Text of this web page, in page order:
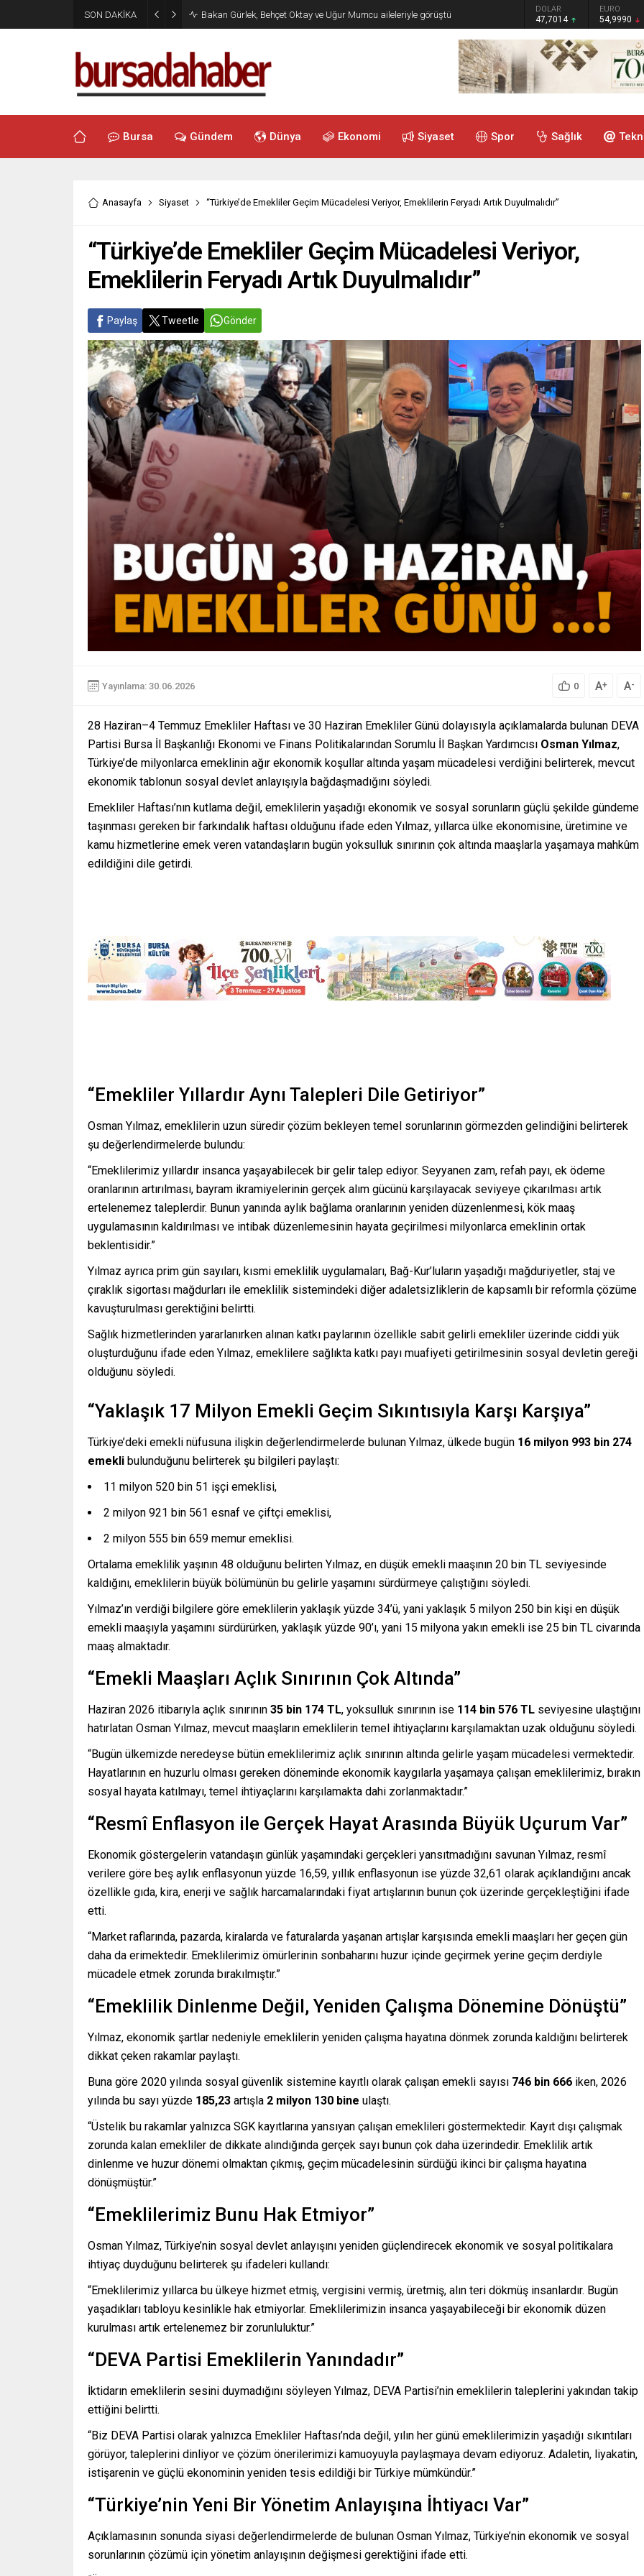
SON DAKİKA Bakan Gürlek, Behçet Oktay ve Uğur Mumcu aileleriyle görüştü DOLAR
47,7014
EURO
54,9990
Bursa Gündem Dünya Ekonomi Siyaset Spor Sağlık
Anasayfa Siyaset “Türkiye’de Emekliler Geçim Mücadelesi Veriyor, Emeklilerin Feryadı Artık Duyulmalıdır”
“Türkiye’de Emekliler Geçim Mücadelesi Veriyor,
Emeklilerin Feryadı Artık Duyulmalıdır”
Paylaş Tweetle Gönder
Yayınlama: 30.06.2026 0 A+ A-
28 Haziran–4 Temmuz Emekliler Haftası ve 30 Haziran Emekliler Günü dolayısıyla açıklamalarda bulunan DEVA
Partisi Bursa İl Başkanlığı Ekonomi ve Finans Politikalarından Sorumlu İl Başkan Yardımcısı Osman Yılmaz,
Türkiye’de milyonlarca emeklinin ağır ekonomik koşullar altında yaşam mücadelesi verdiğini belirterek, mevcut
ekonomik tablonun sosyal devlet anlayışıyla bağdaşmadığını söyledi.
Emekliler Haftası’nın kutlama değil, emeklilerin yaşadığı ekonomik ve sosyal sorunların güçlü şekilde gündeme
taşınması gereken bir farkındalık haftası olduğunu ifade eden Yılmaz, yıllarca ülke ekonomisine, üretimine ve
kamu hizmetlerine emek veren vatandaşların bugün yoksulluk sınırının çok altında maaşlarla yaşamaya mahkûm
edildiğini dile getirdi.
“Emekliler Yıllardır Aynı Talepleri Dile Getiriyor”
Osman Yılmaz, emeklilerin uzun süredir çözüm bekleyen temel sorunlarının görmezden gelindiğini belirterek
şu değerlendirmelerde bulundu:
“Emeklilerimiz yıllardır insanca yaşayabilecek bir gelir talep ediyor. Seyyanen zam, refah payı, ek ödeme
oranlarının artırılması, bayram ikramiyelerinin gerçek alım gücünü karşılayacak seviyeye çıkarılması artık
ertelenemez taleplerdir. Bunun yanında aylık bağlama oranlarının yeniden düzenlenmesi, kök maaş
uygulamasının kaldırılması ve intibak düzenlemesinin hayata geçirilmesi milyonlarca emeklinin ortak
beklentisidir.”
Yılmaz ayrıca prim gün sayıları, kısmi emeklilik uygulamaları, Bağ-Kur’luların yaşadığı mağduriyetler, staj ve
çıraklık sigortası mağdurları ile emeklilik sistemindeki diğer adaletsizliklerin de kapsamlı bir reformla çözüme
kavuşturulması gerektiğini belirtti.
Sağlık hizmetlerinden yararlanırken alınan katkı paylarının özellikle sabit gelirli emekliler üzerinde ciddi yük
oluşturduğunu ifade eden Yılmaz, emeklilere sağlıkta katkı payı muafiyeti getirilmesinin sosyal devletin gereği
olduğunu söyledi.
“Yaklaşık 17 Milyon Emekli Geçim Sıkıntısıyla Karşı Karşıya”
Türkiye’deki emekli nüfusuna ilişkin değerlendirmelerde bulunan Yılmaz, ülkede bugün 16 milyon 993 bin 274
emekli bulunduğunu belirterek şu bilgileri paylaştı:
11 milyon 520 bin 51 işçi emeklisi,
2 milyon 921 bin 561 esnaf ve çiftçi emeklisi,
2 milyon 555 bin 659 memur emeklisi.
Ortalama emeklilik yaşının 48 olduğunu belirten Yılmaz, en düşük emekli maaşının 20 bin TL seviyesinde
kaldığını, emeklilerin büyük bölümünün bu gelirle yaşamını sürdürmeye çalıştığını söyledi.
Yılmaz’ın verdiği bilgilere göre emeklilerin yaklaşık yüzde 34’ü, yani yaklaşık 5 milyon 250 bin kişi en düşük
emekli maaşıyla yaşamını sürdürürken, yaklaşık yüzde 90’ı, yani 15 milyona yakın emekli ise 25 bin TL civarında
maaş almaktadır.
“Emekli Maaşları Açlık Sınırının Çok Altında”
Haziran 2026 itibarıyla açlık sınırının 35 bin 174 TL, yoksulluk sınırının ise 114 bin 576 TL seviyesine ulaştığını
hatırlatan Osman Yılmaz, mevcut maaşların emeklilerin temel ihtiyaçlarını karşılamaktan uzak olduğunu söyledi.
“Bugün ülkemizde neredeyse bütün emeklilerimiz açlık sınırının altında gelirle yaşam mücadelesi vermektedir.
Hayatlarının en huzurlu olması gereken döneminde ekonomik kaygılarla yaşamaya çalışan emeklilerimiz, bırakın
sosyal hayata katılmayı, temel ihtiyaçlarını karşılamakta dahi zorlanmaktadır.”
“Resmî Enflasyon ile Gerçek Hayat Arasında Büyük Uçurum Var”
Ekonomik göstergelerin vatandaşın günlük yaşamındaki gerçekleri yansıtmadığını savunan Yılmaz, resmî
verilere göre beş aylık enflasyonun yüzde 16,59, yıllık enflasyonun ise yüzde 32,61 olarak açıklandığını ancak
özellikle gıda, kira, enerji ve sağlık harcamalarındaki fiyat artışlarının bunun çok üzerinde gerçekleştiğini ifade
etti.
“Market raflarında, pazarda, kiralarda ve faturalarda yaşanan artışlar karşısında emekli maaşları her geçen gün
daha da erimektedir. Emeklilerimiz ömürlerinin sonbaharını huzur içinde geçirmek yerine geçim derdiyle
mücadele etmek zorunda bırakılmıştır.”
“Emeklilik Dinlenme Değil, Yeniden Çalışma Dönemine Dönüştü”
Yılmaz, ekonomik şartlar nedeniyle emeklilerin yeniden çalışma hayatına dönmek zorunda kaldığını belirterek
dikkat çeken rakamlar paylaştı.
Buna göre 2020 yılında sosyal güvenlik sistemine kayıtlı olarak çalışan emekli sayısı 746 bin 666 iken, 2026
yılında bu sayı yüzde 185,23 artışla 2 milyon 130 bine ulaştı.
“Üstelik bu rakamlar yalnızca SGK kayıtlarına yansıyan çalışan emeklileri göstermektedir. Kayıt dışı çalışmak
zorunda kalan emekliler de dikkate alındığında gerçek sayı bunun çok daha üzerindedir. Emeklilik artık
dinlenme ve huzur dönemi olmaktan çıkmış, geçim mücadelesinin sürdüğü ikinci bir çalışma hayatına
dönüşmüştür.”
“Emeklilerimiz Bunu Hak Etmiyor”
Osman Yılmaz, Türkiye’nin sosyal devlet anlayışını yeniden güçlendirecek ekonomik ve sosyal politikalara
ihtiyaç duyduğunu belirterek şu ifadeleri kullandı:
“Emeklilerimiz yıllarca bu ülkeye hizmet etmiş, vergisini vermiş, üretmiş, alın teri dökmüş insanlardır. Bugün
yaşadıkları tabloyu kesinlikle hak etmiyorlar. Emeklilerimizin insanca yaşayabileceği bir ekonomik düzen
kurulması artık ertelenemez bir zorunluluktur.”
“DEVA Partisi Emeklilerin Yanındadır”
İktidarın emeklilerin sesini duymadığını söyleyen Yılmaz, DEVA Partisi’nin emeklilerin taleplerini yakından takip
ettiğini belirtti.
“Biz DEVA Partisi olarak yalnızca Emekliler Haftası’nda değil, yılın her günü emeklilerimizin yaşadığı sıkıntıları
görüyor, taleplerini dinliyor ve çözüm önerilerimizi kamuoyuyla paylaşmaya devam ediyoruz. Adaletin, liyakatin,
istişarenin ve güçlü ekonominin yeniden tesis edildiği bir Türkiye mümkündür.”
“Türkiye’nin Yeni Bir Yönetim Anlayışına İhtiyacı Var”
Açıklamasının sonunda siyasi değerlendirmelerde de bulunan Osman Yılmaz, Türkiye’nin ekonomik ve sosyal
sorunlarının çözümü için yönetim anlayışının değişmesi gerektiğini ifade etti.